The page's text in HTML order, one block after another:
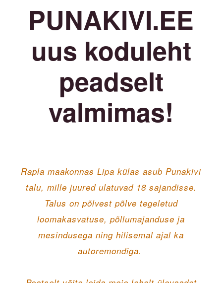
PUNAKIVI.EE
uus koduleht
peadselt
valmimas!
Rapla maakonnas Lipa külas asub Punakivi
talu, mille juured ulatuvad 18 sajandisse.
Talus on põlvest põlve tegeletud
loomakasvatuse, põllumajanduse ja
mesindusega ning hilisemal ajal ka
autoremondiga.